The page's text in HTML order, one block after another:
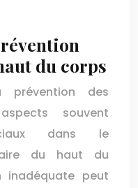
du corps
des
souvent
dans le
du haut du
inadéquate peut